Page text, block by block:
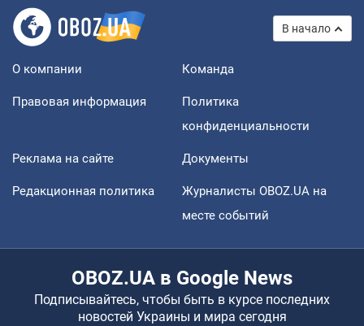
В начало
О компании Команда
Правовая информация
Политика
конфиденциальности
Реклама на сайте Документы
Редакционная политика
Журналисты OBOZ.UA на
месте событий
OBOZ.UA в Google News
Подписывайтесь, чтобы быть в курсе последних
новостей Украины и мира сегодня